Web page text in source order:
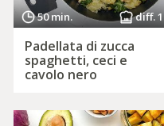
50 min. diff. 1
Padellata di zucca
spaghetti, ceci e
cavolo nero